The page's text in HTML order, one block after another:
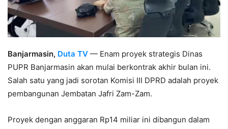
Banjarmasin, Duta TV — Enam proyek strategis Dinas
PUPR Banjarmasin akan mulai berkontrak akhir bulan ini.
Salah satu yang jadi sorotan Komisi III DPRD adalah proyek
pembangunan Jembatan Jafri Zam-Zam.
Proyek dengan anggaran Rp14 miliar ini dibangun dalam